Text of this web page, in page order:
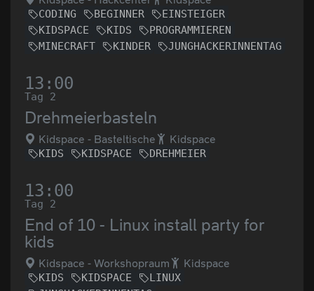
CODING BEGINNER
EINSTEIGER
KIDSPACE
KIDS
PROGRAMMIEREN
MINECRAFT
KINDER JUNGHACKERINNENTAG
13:00
Tag 2
Drehmeierbasteln
Kidspace - Basteltische Kidspace
KIDS KIDSPACE DREHMEIER
13:00
Tag 2
End of 10 - Linux install party for
kids
Kidspace - Workshopraum Kidspace
KIDS KIDSPACE
LINUX